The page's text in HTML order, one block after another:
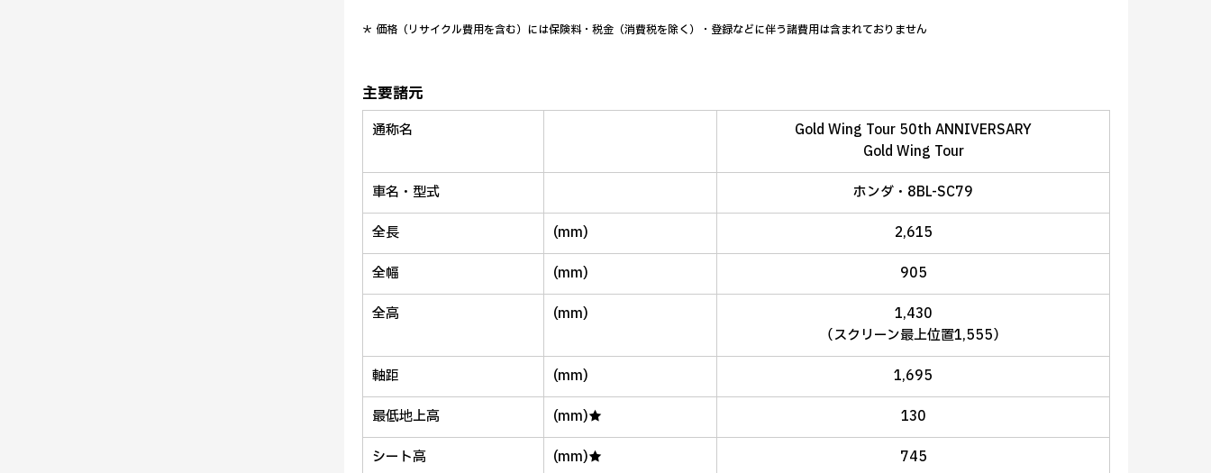
＊ 価格（リサイクル費用を含む）には保険料・税金（消費税を除く）・登録などに伴う諸費用は含まれておりません
主要諸元
通称名
Gold Wing Tour 50th ANNIVERSARY
Gold Wing Tour
車名・型式
ホンダ・8BL-SC79
全長
(mm)
2,615
全幅
(mm)
905
全高
(mm)
1,430
（スクリーン最上位置1,555）
軸距
(mm)
1,695
最低地上高
(mm)★
130
シート高
(mm)★
745